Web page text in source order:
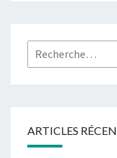
Rechercher :
ARTICLES